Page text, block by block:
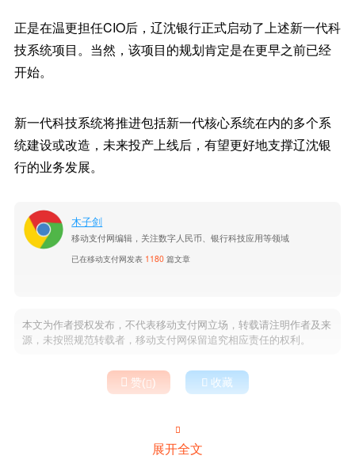
正是在温更担任CIO后，辽沈银行正式启动了上述新一代科
技系统项目。当然，该项目的规划肯定是在更早之前已经
开始。
新一代科技系统将推进包括新一代核心系统在内的多个系
统建设或改造，未来投产上线后，有望更好地支撑辽沈银
行的业务发展。
木子剑
移动支付网编辑，关注数字人民币、银行科技应用等领域
已在移动支付网发表 1180 篇文章
本文为作者授权发布，不代表移动支付网立场，转载请注明作者及来
源，未按照规范转载者，移动支付网保留追究相应责任的权利。
 赞()  收藏

展开全文